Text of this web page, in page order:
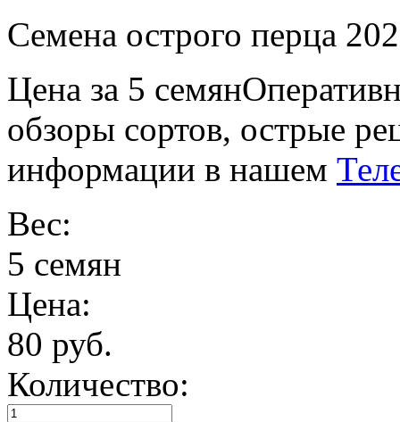
Семена острого перца
Цена за 5
обзоры сортов, острые
информации в нашем
Вес:
5 семян
Цена:
80 руб.
Количество: